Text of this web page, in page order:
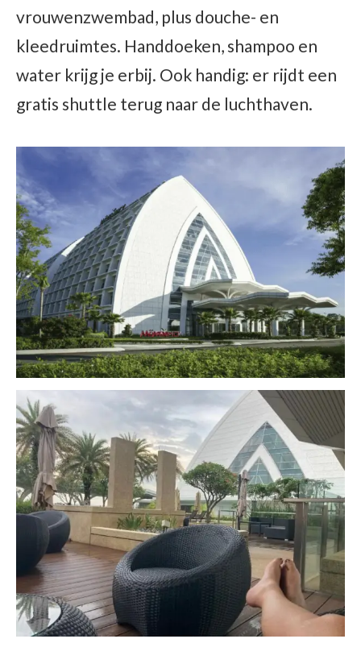
vrouwenzwembad, plus douche- en
kleedruimtes. Handdoeken, shampoo en
water krijg je erbij. Ook handig: er rijdt een
gratis shuttle terug naar de luchthaven.